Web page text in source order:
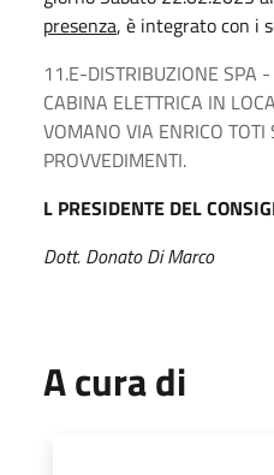
presenza, è integrato con i
11.E-DISTRIBUZIONE SPA
CABINA ELETTRICA IN
VOMANO VIA ENRICO
PROVVEDIMENTI.
L PRESIDENTE DEL
Dott. Donato Di Marco
A cura di